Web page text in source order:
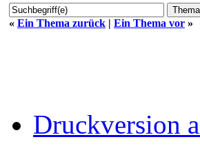
« Ein Thema zurück | Ein Thema vor »
Druckversion